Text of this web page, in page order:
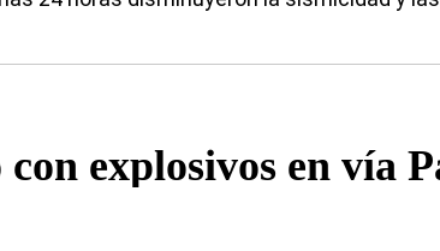
explosivos en vía